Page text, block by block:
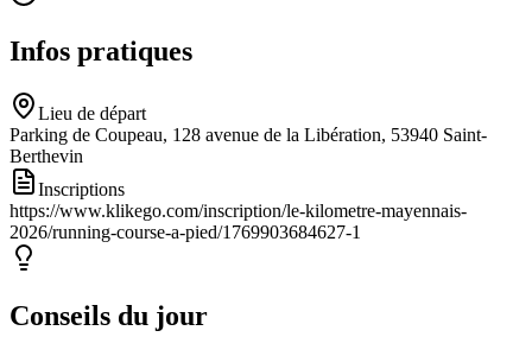
Infos pratiques
Lieu de départ
Parking de Coupeau, 128 avenue de la Libération, 53940 Saint-
Berthevin
Inscriptions
https://www.klikego.com/inscription/le-kilometre-mayennais-
2026/running-course-a-pied/1769903684627-1
Conseils du jour